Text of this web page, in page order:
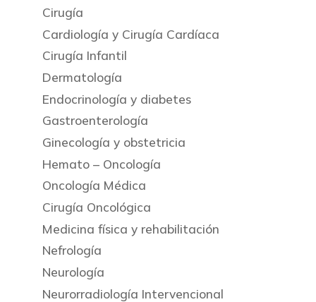
Cirugía
Cardiología y Cirugía Cardíaca
Cirugía Infantil
Dermatología
Endocrinología y diabetes
Gastroenterología
Ginecología y obstetricia
Hemato – Oncología
Oncología Médica
Cirugía Oncológica
Medicina física y rehabilitación
Nefrología
Neurología
Neurorradiología Intervencional